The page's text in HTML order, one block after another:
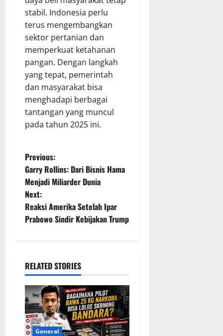
stabil. Indonesia perlu
terus mengembangkan
sektor pertanian dan
memperkuat ketahanan
pangan. Dengan langkah
yang tepat, pemerintah
dan masyarakat bisa
menghadapi berbagai
tantangan yang muncul
pada tahun 2025 ini.
P
o
s
t
a
v
i
g
Previous:
Garry Rollins: Dari Bisnis Hama
Menjadi Miliarder Dunia
Next:
Reaksi Amerika Setelah Ipar
Prabowo Sindir Kebijakan Trump
RELATED STORIES
General